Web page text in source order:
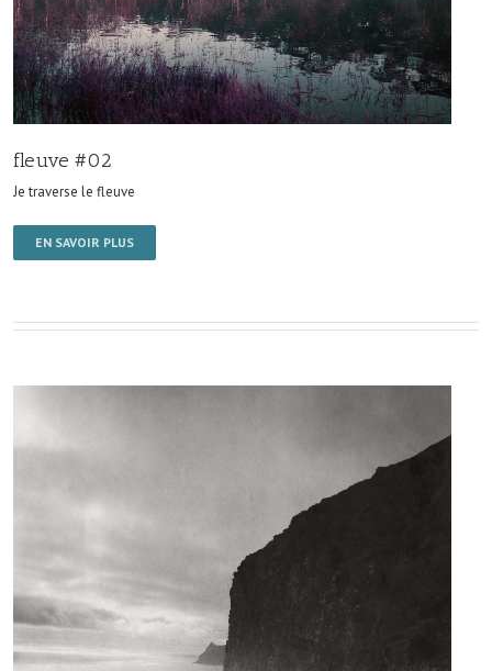
fleuve #02
Je traverse le fleuve
EN SAVOIR PLUS